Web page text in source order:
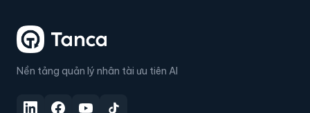
Nền tảng quản lý nhân tài ưu tiên AI